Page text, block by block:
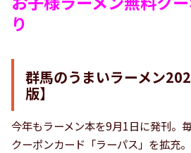
り
群馬のうまいラーメン
版】
今年もラーメン本を9月1日に発刊。
クーポンカード「ラーパス」を拡充